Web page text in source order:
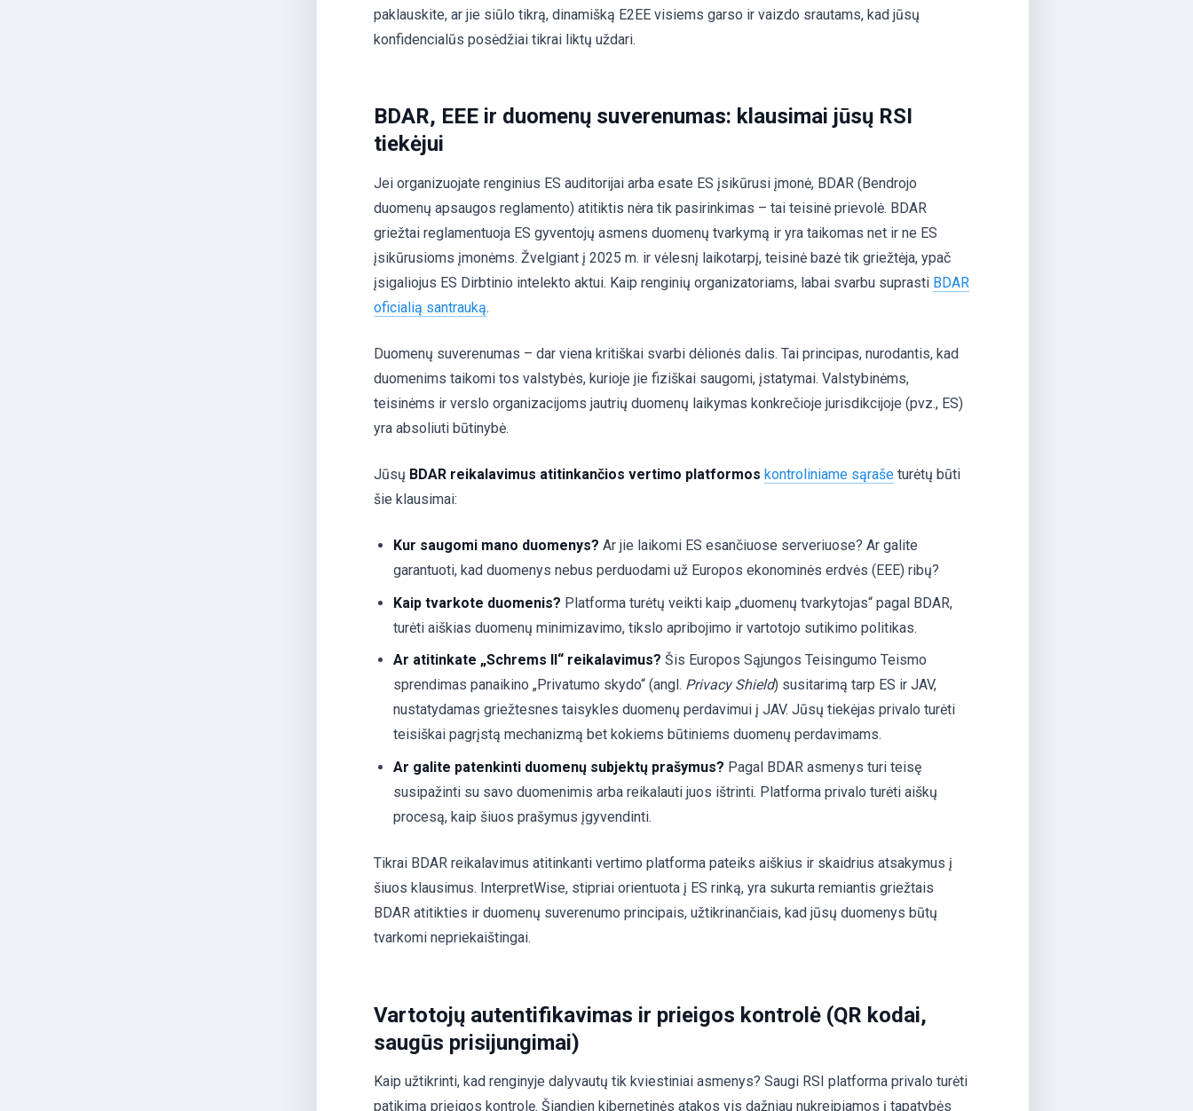
paklauskite, ar jie siūlo tikrą, dinamišką E2EE visiems garso ir vaizdo srautams, kad jūsų
konfidencialūs posėdžiai tikrai liktų uždari.
BDAR, EEE ir duomenų suverenumas: klausimai jūsų RSI
tiekėjui
Jei organizuojate renginius ES auditorijai arba esate ES įsikūrusi įmonė, BDAR (Bendrojo
duomenų apsaugos reglamento) atitiktis nėra tik pasirinkimas – tai teisinė prievolė. BDAR
griežtai reglamentuoja ES gyventojų asmens duomenų tvarkymą ir yra taikomas net ir ne ES
įsikūrusioms įmonėms. Žvelgiant į 2025 m. ir vėlesnį laikotarpį, teisinė bazė tik griežtėja, ypač
įsigaliojus ES Dirbtinio intelekto aktui. Kaip renginių organizatoriams, labai svarbu suprasti BDAR
oficialią santrauką.
Duomenų suverenumas – dar viena kritiškai svarbi dėlionės dalis. Tai principas, nurodantis, kad
duomenims taikomi tos valstybės, kurioje jie fiziškai saugomi, įstatymai. Valstybinėms,
teisinėms ir verslo organizacijoms jautrių duomenų laikymas konkrečioje jurisdikcijoje (pvz., ES)
yra absoliuti būtinybė.
Jūsų BDAR reikalavimus atitinkančios vertimo platformos kontroliniame sąraše turėtų būti
šie klausimai:
Kur saugomi mano duomenys? Ar jie laikomi ES esančiuose serveriuose? Ar galite
garantuoti, kad duomenys nebus perduodami už Europos ekonominės erdvės (EEE) ribų?
Kaip tvarkote duomenis? Platforma turėtų veikti kaip „duomenų tvarkytojas“ pagal BDAR,
turėti aiškias duomenų minimizavimo, tikslo apribojimo ir vartotojo sutikimo politikas.
Ar atitinkate „Schrems II“ reikalavimus? Šis Europos Sąjungos Teisingumo Teismo
sprendimas panaikino „Privatumo skydo“ (angl. Privacy Shield) susitarimą tarp ES ir JAV,
nustatydamas griežtesnes taisykles duomenų perdavimui į JAV. Jūsų tiekėjas privalo turėti
teisiškai pagrįstą mechanizmą bet kokiems būtiniems duomenų perdavimams.
Ar galite patenkinti duomenų subjektų prašymus? Pagal BDAR asmenys turi teisę
susipažinti su savo duomenimis arba reikalauti juos ištrinti. Platforma privalo turėti aiškų
procesą, kaip šiuos prašymus įgyvendinti.
Tikrai BDAR reikalavimus atitinkanti vertimo platforma pateiks aiškius ir skaidrius atsakymus į
šiuos klausimus. InterpretWise, stipriai orientuota į ES rinką, yra sukurta remiantis griežtais
BDAR atitikties ir duomenų suverenumo principais, užtikrinančiais, kad jūsų duomenys būtų
tvarkomi nepriekaištingai.
Vartotojų autentifikavimas ir prieigos kontrolė (QR kodai,
saugūs prisijungimai)
Kaip užtikrinti, kad renginyje dalyvautų tik kviestiniai asmenys? Saugi RSI platforma privalo turėti
patikimą prieigos kontrolę. Šiandien kibernetinės atakos vis dažniau nukreipiamos į tapatybės